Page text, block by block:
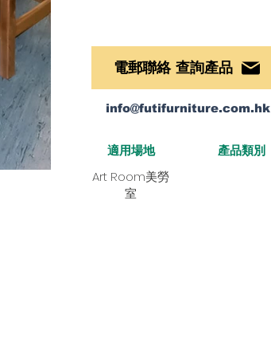
電郵聯絡​ 查詢產品
info@futifurniture.com.hk
​適用場地
Art Room美勞
室
產品類別